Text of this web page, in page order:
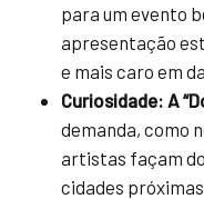
para um evento
apresentação
e mais caro em
Curiosidade: A
demanda, como
artistas façam
cidades